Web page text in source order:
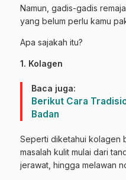
Namun, gadis-gadis
yang belum perlu kamu
Apa sajakah itu?
1. Kolagen
Baca juga:
Berikut Cara
Badan
Seperti diketahui kolagen
masalah kulit mulai dari
jerawat, hingga melawan